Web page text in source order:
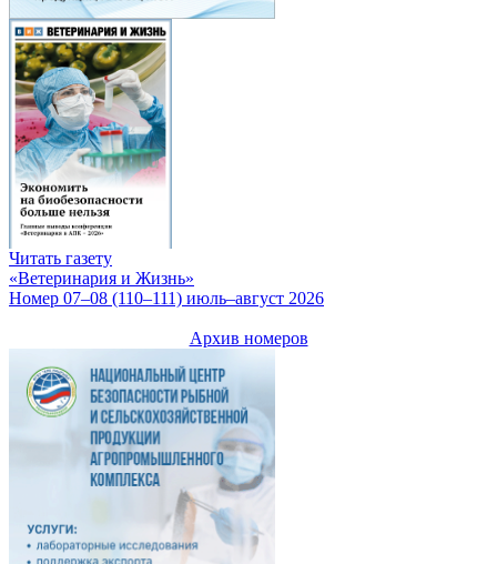
Читать газету
«Ветеринария и Жизнь»
Номер 07–08 (110–111) июль–август 2026
Архив номеров